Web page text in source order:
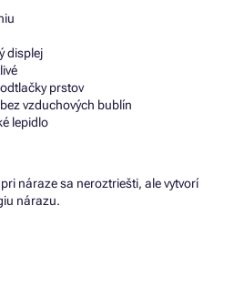
displej
prstov
vzduchových bublín
lepidlo
náraze sa neroztriešti, ale vytvorí
nárazu.